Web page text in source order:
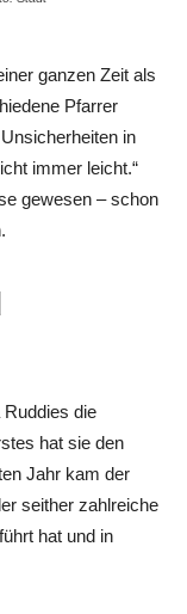
ganzen Zeit als
Pfarrer
in
immer leicht.“
gewesen – schon
Ruddies die
hat sie den
Jahr kam der
seither zahlreiche
hat und in